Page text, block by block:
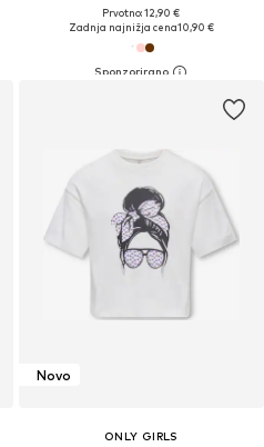
Prvotno: 12,90 €
Zadnja najnižja cena10,90 €
Novo
ONLY GIRLS